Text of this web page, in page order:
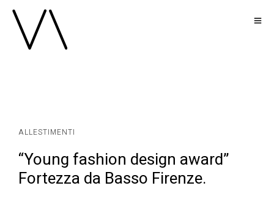
ALLESTIMENTI
“Young fashion design award”
Fortezza da Basso Firenze.